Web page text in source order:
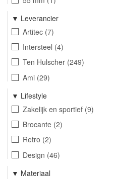
77 mm 1
78 mm
1
65 mm 6
68 mm 6
Leverancier
Artitec 7
Intersteel 4
Ten Hulscher 249
Ami 29
Hardbrass
AXA Home Security
2
ASF Fischer
Wallebroek
Lifestyle
Zakelijk en sportief 9
Brocante 2
Retro 2
Design 46
Klassiek
Materiaal